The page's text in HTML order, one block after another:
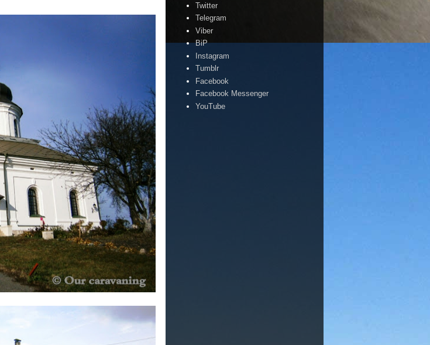
Twitter
Telegram
Viber
BiP
Instagram
Tumblr
Facebook
Facebook Messenger
YouTube